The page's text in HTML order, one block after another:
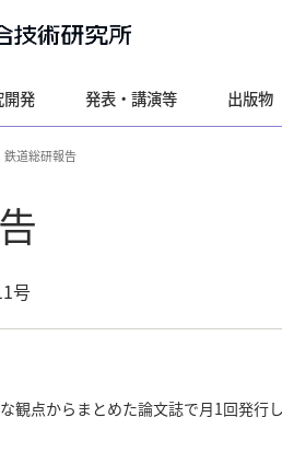
発 発表・講演等 出版物
鉄道総研報告
号
観点からまとめた論文誌で月1回発行